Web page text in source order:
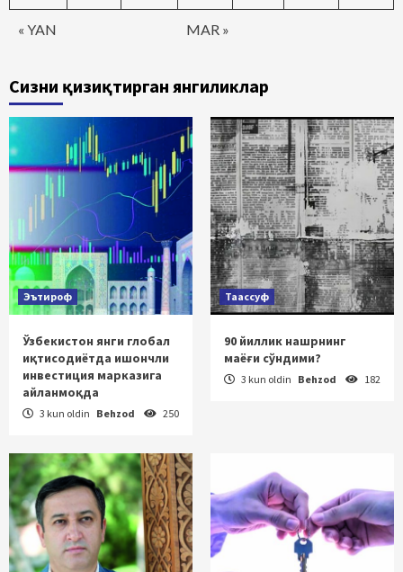
« YAN MAR »
Сизни қизиқтирган янгиликлар
Эътироф
Ўзбекистон янги глобал
иқтисодиётда ишончли
инвестиция марказига
айланмоқда
3 kun oldin Behzod 250
Таассуф
90 йиллик нашрнинг
маёғи сўндими?
3 kun oldin Behzod 182